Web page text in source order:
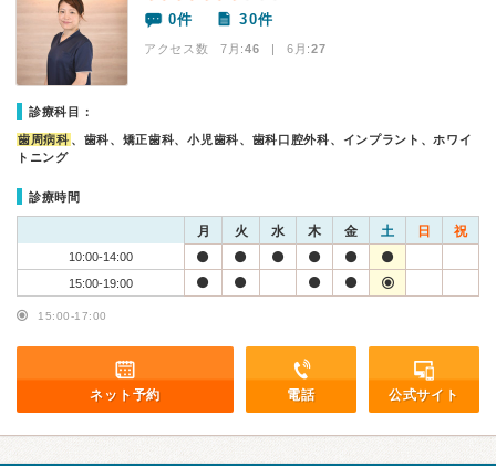
0件 30件
アクセス数 7月:46 | 6月:27
診療科目：
歯周病科 、歯科、矯正歯科、小児歯科、歯科口腔外科、インプラント、ホワイ
トニング
診療時間
月 火 水 木 金 土 日 祝
10:00-14:00
15:00-19:00
15:00-17:00
ネット予約 電話 公式サイト